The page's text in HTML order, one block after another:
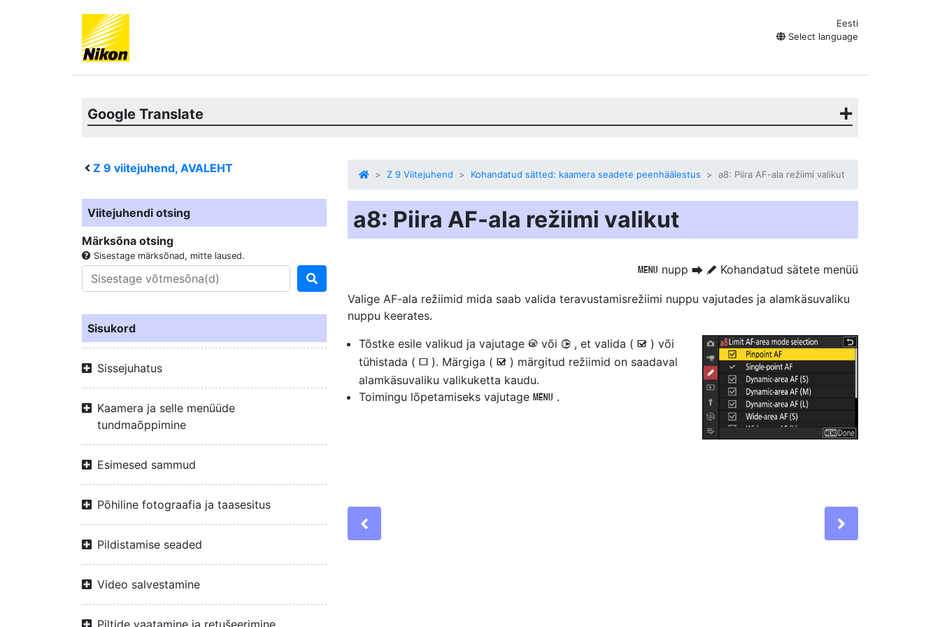
Eesti
Select language
Google Translate
Z 9 viitejuhend, AVALEHT
Viitejuhendi otsing
Märksõna otsing
Sisestage märksõnad, mitte laused.
Sisukord
Sissejuhatus
Kaamera ja selle menüüde
tundmaõppimine
Esimesed sammud
Põhiline fotograafia ja taasesitus
Pildistamise seaded
Video salvestamine
Piltide vaatamine ja retušeerimine
Z 9 Viitejuhend Kohandatud sätted: kaamera seadete peenhäälestus a8: Piira AF-ala režiimi valikut
a8: Piira AF-ala režiimi valikut
G nupp U A Kohandatud sätete menüü
Valige AF-ala režiimid mida saab valida teravustamisrežiimi nuppu vajutades ja alamkäsuvaliku
nuppu keerates.
Tõstke esile valikud ja vajutage J või 2 , et valida ( M ) või
tühistada ( U ). Märgiga ( M ) märgitud režiimid on saadaval
alamkäsuvaliku valikuketta kaudu.
Toimingu lõpetamiseks vajutage G .